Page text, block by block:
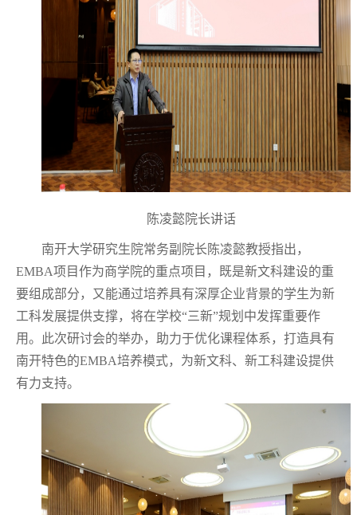
陈凌懿院长讲话
南开大学研究生院常务副院长陈凌懿教授指出，
EMBA项目作为商学院的重点项目，既是新文科建设的重
要组成部分，又能通过培养具有深厚企业背景的学生为新
工科发展提供支撑，将在学校“三新”规划中发挥重要作
用。此次研讨会的举办，助力于优化课程体系，打造具有
南开特色的EMBA培养模式，为新文科、新工科建设提供
有力支持。